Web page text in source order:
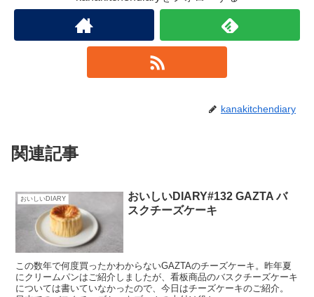
kanakitchendiary
関連記事
おいしいDIARY
おいしいDIARY#132 GAZTA バ
スクチーズケーキ
この数年で何度買ったかわからないGAZTAのチーズケーキ。昨年夏
にクリームパンはご紹介しましたが、看板商品のバスクチーズケーキ
については書いていなかったので、今日はチーズケーキのご紹介。